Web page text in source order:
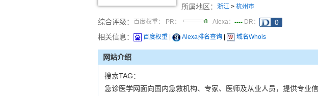
所属地区： 浙江 > 杭州市
综合评级： 百度权重： PR： Alexa： ---- DR：
相关信息： 百度权重 Alexa排名查询 域名Whois
网站介绍
搜索TAG：
急诊医学网面向国内急救机构、专家、医师及从业人员，提供专业